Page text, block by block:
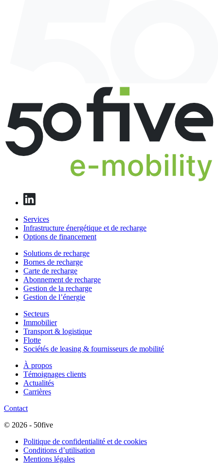
Services
Infrastructure énergétique et de recharge
Options de financement
Solutions de recharge
Bornes de recharge
Carte de recharge
Abonnement de recharge
Gestion de la recharge
Gestion de l’énergie
Secteurs
Immobilier
Transport & logistique
Flotte
Sociétés de leasing & fournisseurs de mobilité
À propos
Témoignages clients
Actualités
Carrières
Contact
© 2026 - 50five
Politique de confidentialité et de cookies
Conditions d’utilisation
Mentions légales